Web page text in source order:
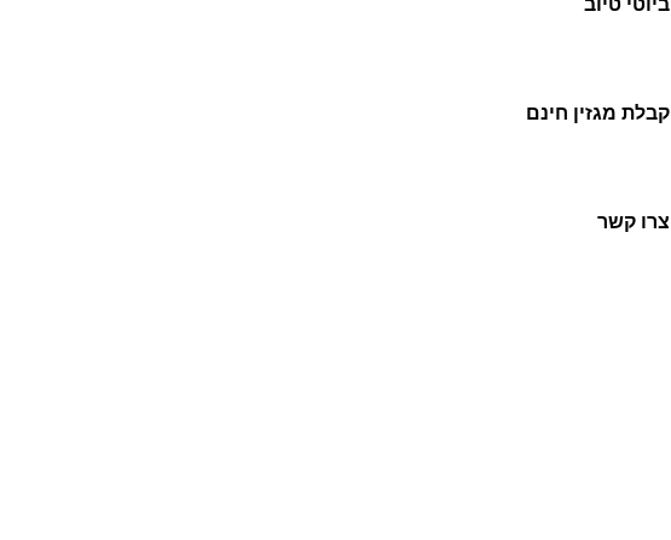
ביוטי טיוב
קבלת מגזין חינם
צרו קשר